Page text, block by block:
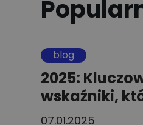
blog
2025:
wskaźniki,
07.01.2025